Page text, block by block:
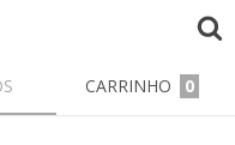
CARRINHO 0